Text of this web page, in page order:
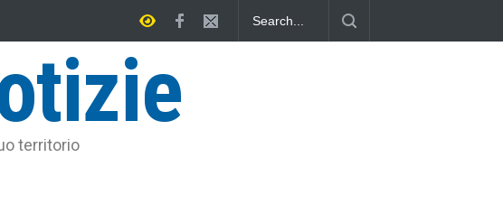
Ferri, un Eroe tarquiniese senza tomba
territorio